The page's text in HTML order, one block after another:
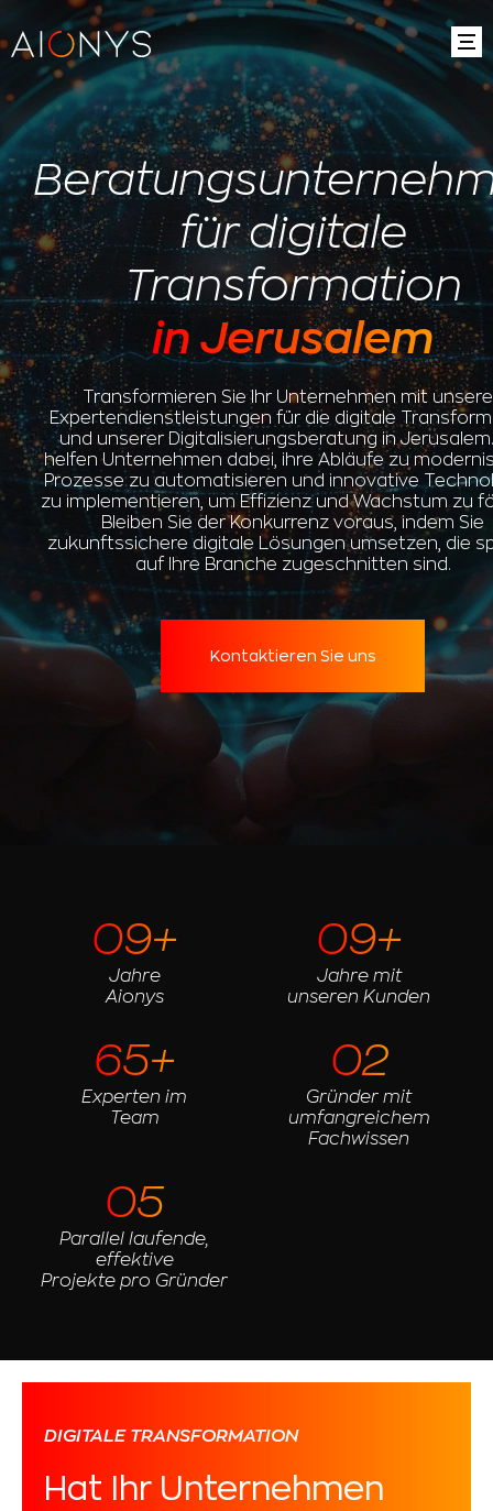
für digitale
Transformation
in Jerusalem
Transformieren Sie Ihr Unternehmen mit
Expertendienstleistungen für die digitale
und unserer Digitalisierungsberatung in
helfen Unternehmen dabei, ihre Abläufe zu
Prozesse zu automatisieren und innovative
zu implementieren, um Effizienz und Wachstum zu
Bleiben Sie der Konkurrenz voraus, indem Sie
zukunftssichere digitale Lösungen umsetzen, die
auf Ihre Branche zugeschnitten sind.
Kontaktieren Sie uns
09+
Jahre
Aionys
09+
Jahre mit
unseren Kunden
65+
Experten im
Team
02
Gründer mit
umfangreichem
Fachwissen
05
Parallel laufende,
effektive
Projekte pro Gründer
DIGITALE TRANSFORMATION
Hat Ihr Unternehmen